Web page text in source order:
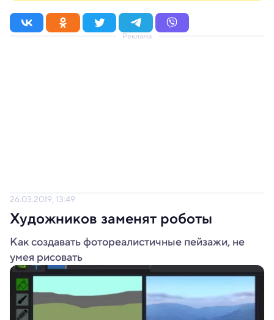
Реклама
26.03.2019, 13:49
Художников заменят роботы
Как создавать фотореалистичные пейзажи, не
умея рисовать